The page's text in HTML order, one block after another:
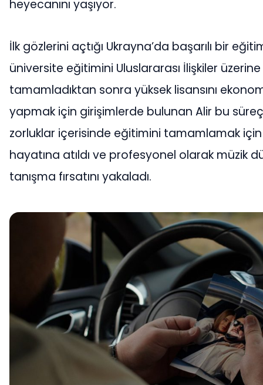
heyecanını yaşıyor.
İlk gözlerini açtığı Ukrayna’da başarılı bir
üniversite eğitimini Uluslararası İlişkiler üzerine
tamamladıktan sonra yüksek lisansını
yapmak için girişimlerde bulunan Alir bu
zorluklar içerisinde eğitimini tamamlamak için
hayatına atıldı ve profesyonel olarak müzik
tanışma fırsatını yakaladı.